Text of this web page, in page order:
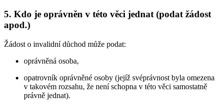
5. Kdo je oprávněn v této věci jednat (podat žádost
apod.)
Žádost o invalidní důchod může podat:
oprávněná osoba,
opatrovník oprávněné osoby (jejíž svéprávnost byla omezena
v takovém rozsahu, že není schopna v této věci samostatně
právně jednat).